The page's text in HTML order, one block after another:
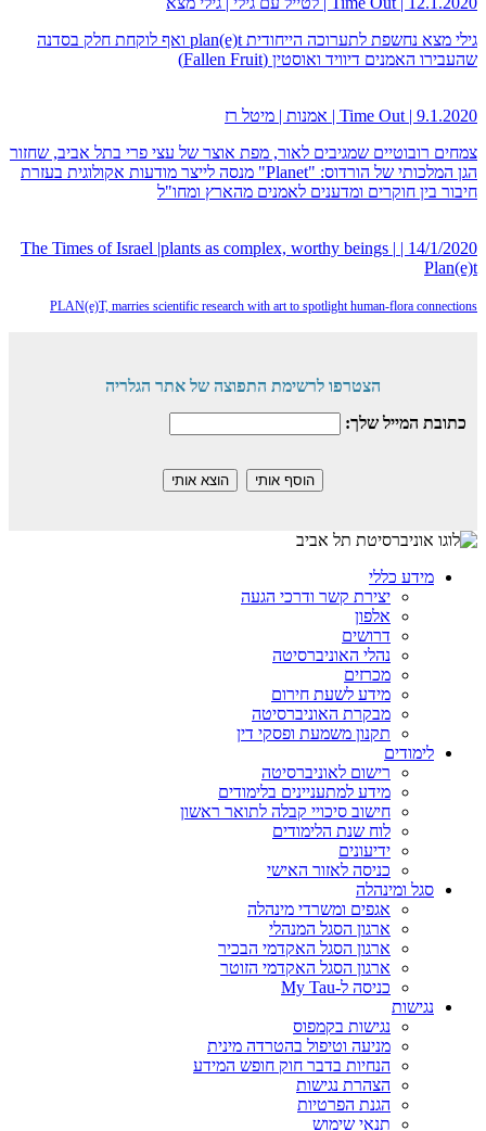
גילי מצא נחשפת לתערוכה הייחודית plan(e)t ואף לוקחת חלק בסדנה
שהעבירו האמנים דיוויד ואוסטין (Fallen Fruit)
9.1.2020 | Time Out | אמנות | מיטל רז
צמחים רובוטיים שמגיבים לאור, מפת אוצר של עצי פרי בתל אביב, שחזור
הגן המלכותי של הורדוס: "Planet" מנסה לייצר מודעות אקולוגית בעזרת
חיבור בין חוקרים ומדענים לאמנים מהארץ ומחו"ל
14/1/2020 | The Times of Israel |plants as complex, worthy beings |
Plan(e)t
PLAN(e)T, marries scientific research with art to spotlight human-flora connections
הצטרפו לרשימת התפוצה של אתר הגלריה
כתובת המייל שלך:
מידע כללי
יצירת קשר ודרכי הגעה
אלפון
דרושים
נהלי האוניברסיטה
מכרזים
מידע לשעת חירום
מבקרת האוניברסיטה
תקנון משמעת ופסקי דין
לימודים
רישום לאוניברסיטה
מידע למתעניינים בלימודים
חישוב סיכויי קבלה לתואר ראשון
לוח שנת הלימודים
ידיעונים
כניסה לאזור האישי
סגל ומינהלה
אגפים ומשרדי מינהלה
ארגון הסגל המנהלי
ארגון הסגל האקדמי הבכיר
ארגון הסגל האקדמי הזוטר
כניסה ל-My Tau
נגישות
נגישות בקמפוס
מניעה וטיפול בהטרדה מינית
הנחיות בדבר חוק חופש המידע
הצהרת נגישות
הגנת הפרטיות
תנאי שימוש